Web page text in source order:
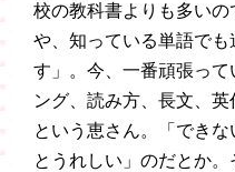
校の教科書よりも多い
や、知っている単語で
す」。今、一番頑張っ
ング、読み方、長文、英
という恵さん。「でき
とうれしい」のだとか